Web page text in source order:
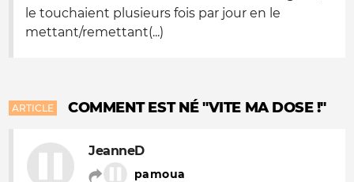
le touchaient plusieurs fois par jour en le
mettant/remettant(...)
ARTICLE COMMENT EST NÉ "VITE MA DOSE !"
JeanneD
pamoua